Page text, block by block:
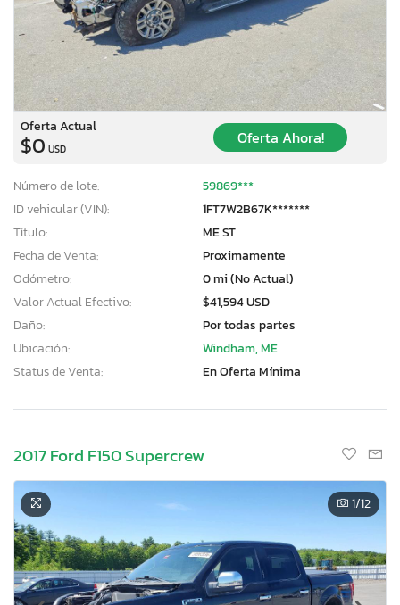
Oferta Actual
$0 USD
Oferta Ahora!
Número de lote:
59869***
ID vehicular (VIN):
1FT7W2B67K*******
Título:
ME ST
Fecha de Venta:
Proximamente
Odómetro:
0 mi (No Actual)
Valor Actual Efectivo:
$41,594 USD
Daño:
Por todas partes
Ubicación:
Windham, ME
Status de Venta:
En Oferta Mínima
2017 Ford F150 Supercrew
1/12